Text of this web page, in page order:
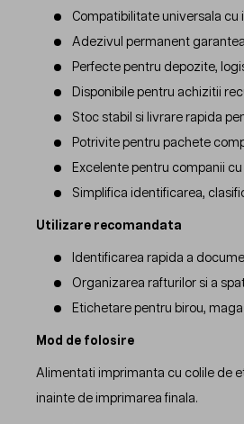
Compatibilitate universala cu
Adezivul permanent
Perfecte pentru depozite,
Disponibile pentru achizitii
Stoc stabil si livrare rapida
Potrivite pentru pachete
Excelente pentru companii
Simplifica identificarea,
Utilizare recomandata
Identificarea rapida a
Organizarea rafturilor si a
Etichetare pentru birou,
Mod de folosire
Alimentati imprimanta cu colile de
inainte de imprimarea finala.